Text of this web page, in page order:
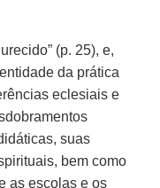
(p. 25), e,
da prática
eclesiais e
suas
bem como
as escolas e os